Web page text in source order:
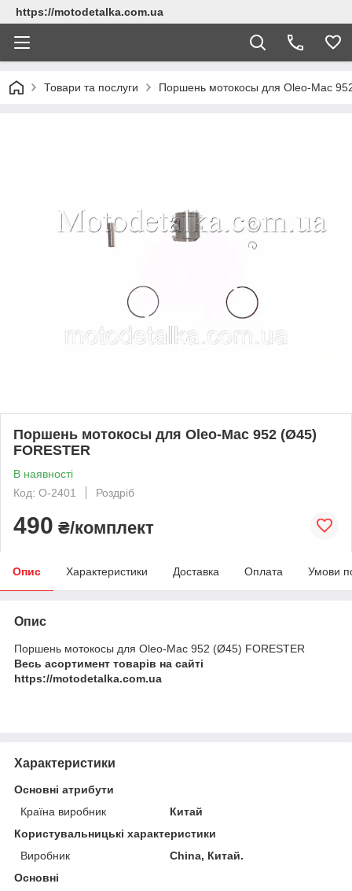
https://motodetalka.com.ua
Товари та послуги Поршень мотокосы для Oleo-Mac
Поршень мотокосы для Oleo-Mac 952 (Ø45)
FORESTER
В наявності
Код: O-2401
Роздріб
490 ₴/комплект
Опис Характеристики Доставка Оплата Умови
Опис
Поршень мотокосы для Oleo-Mac 952 (Ø45) FORESTER
Весь асортимент товарів на сайті
https://motodetalka.com.ua
Характеристики
Основні атрибути
Країна виробник
Китай
Користувальницькі характеристики
Виробник
China, Китай.
Основні